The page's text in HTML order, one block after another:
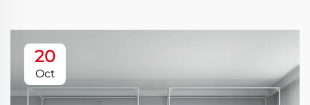
20
Oct